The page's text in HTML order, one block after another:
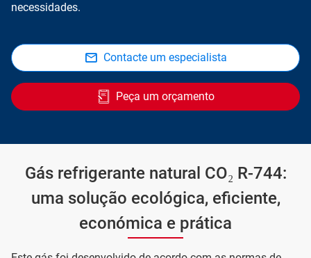
necessidades.
Contacte um especialista
Peça um orçamento
Gás refrigerante natural CO₂ R-744:
uma solução ecológica, eficiente,
económica e prática